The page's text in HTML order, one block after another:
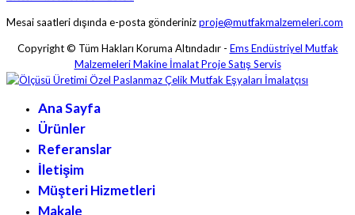
Mesai saatleri dışında e-posta gönderinizproje@mutfakmalzemeleri.com
Copyright © Tüm Hakları Koruma Altındadır - Ems Endüstriyel Mutfak
Malzemeleri Makine İmalat Proje Satış Servis
Ana Sayfa
Ürünler
Referanslar
İletişim
Müşteri Hizmetleri
Makale